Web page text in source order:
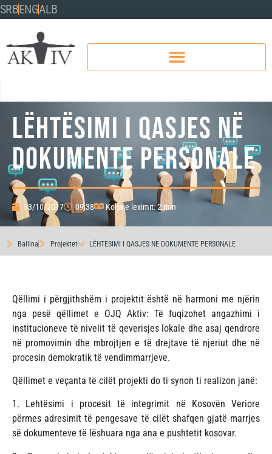
SRBENGALB
LËHTËSIMI I QASJES NË
DOKUMENTE PERSONALE
23/10/2017 09:38 Koha e leximit: 2 min
Ballina Projektet LËHTËSIMI I QASJES NË DOKUMENTE PERSONALE
Qëllimi i përgjithshëm i projektit është në harmoni me njërin
nga pesë qëllimet e OJQ Aktiv: Të fuqizohet angazhimi i
institucioneve të nivelit të qeverisjes lokale dhe asaj qendrore
në promovimin dhe mbrojtjen e të drejtave të njeriut dhe në
procesin demokratik të vendimmarrjeve.
Qëllimet e veçanta të cilët projekti do ti synon ti realizon janë:
1. Lehtësimi i procesit të integrimit në Kosovën Veriore
përmes adresimit të pengesave të cilët shafqen gjatë marrjes
së dokumenteve të lëshuara nga ana e pushtetit kosovar.